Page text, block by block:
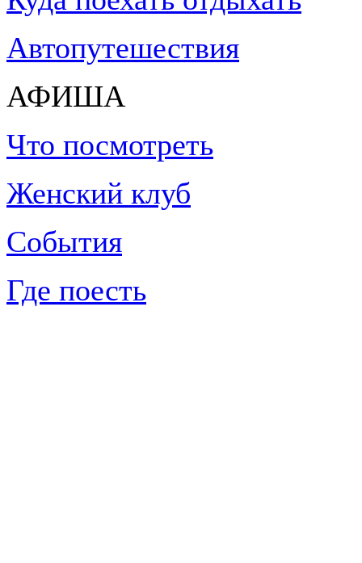
Автопутешествия
АФИША
Что посмотреть
Женский клуб
События
Где поесть